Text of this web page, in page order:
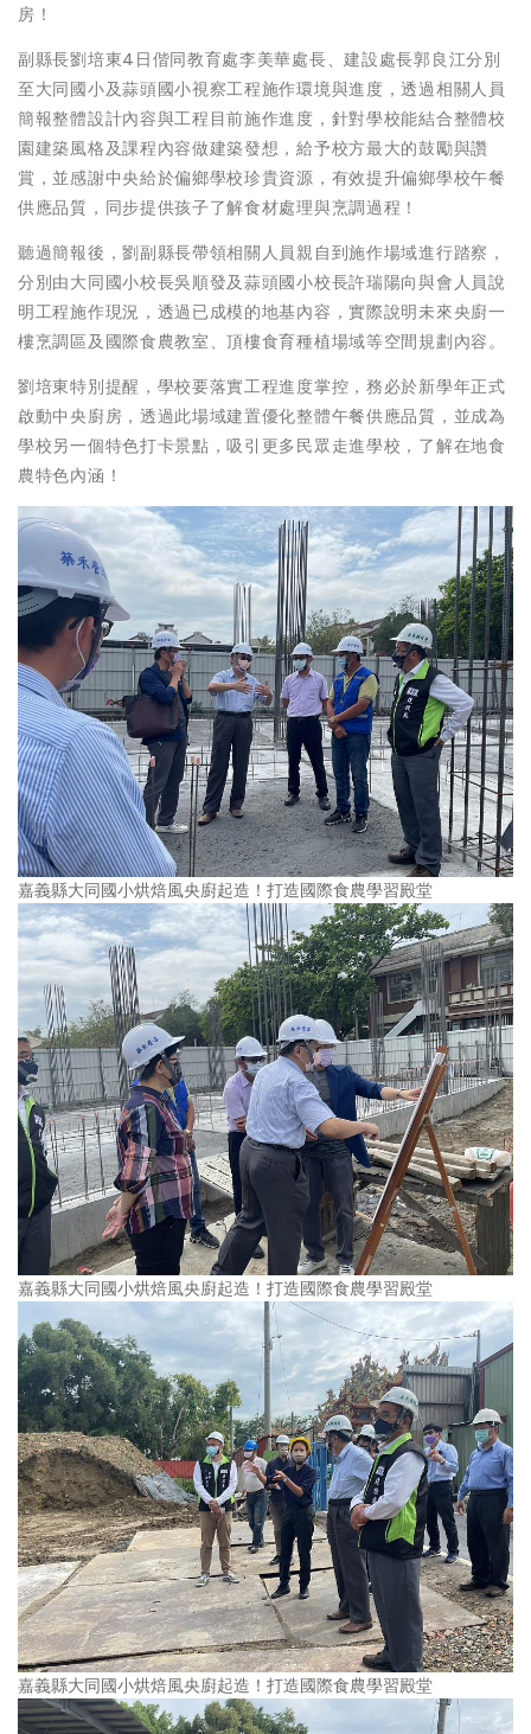
房！
副縣長劉培東4日偕同教育處李美華處長、建設處長郭良江分別
至大同國小及蒜頭國小視察工程施作環境與進度，透過相關人員
簡報整體設計內容與工程目前施作進度，針對學校能結合整體校
園建築風格及課程內容做建築發想，給予校方最大的鼓勵與讚
賞，並感謝中央給於偏鄉學校珍貴資源，有效提升偏鄉學校午餐
供應品質，同步提供孩子了解食材處理與烹調過程！
聽過簡報後，劉副縣長帶領相關人員親自到施作場域進行踏察，
分別由大同國小校長吳順發及蒜頭國小校長許瑞陽向與會人員說
明工程施作現況，透過已成模的地基內容，實際說明未來央廚一
樓烹調區及國際食農教室、頂樓食育種植場域等空間規劃內容。
劉培東特別提醒，學校要落實工程進度掌控，務必於新學年正式
啟動中央廚房，透過此場域建置優化整體午餐供應品質，並成為
學校另一個特色打卡景點，吸引更多民眾走進學校，了解在地食
農特色內涵！
嘉義縣大同國小烘焙風央廚起造！打造國際食農學習殿堂
嘉義縣大同國小烘焙風央廚起造！打造國際食農學習殿堂
嘉義縣大同國小烘焙風央廚起造！打造國際食農學習殿堂